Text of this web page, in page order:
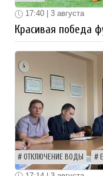
17:40 | 3 августа
Красивая победа
ОТКЛЮЧЕНИЕ ВОДЫ